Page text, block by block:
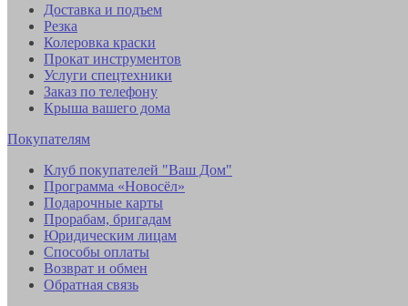
Доставка и подъем
Резка
Колеровка краски
Прокат инструментов
Услуги спецтехники
Заказ по телефону
Крыша вашего дома
Покупателям
Клуб покупателей "Ваш Дом"
Программа «Новосёл»
Подарочные карты
Прорабам, бригадам
Юридическим лицам
Способы оплаты
Возврат и обмен
Обратная связь